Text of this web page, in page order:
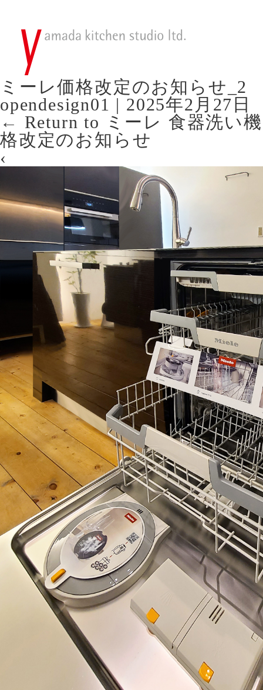
ミーレ価格改定のお知らせ_2
opendesign01 | 2025年2月27日
← Return to ミーレ 食器洗い
格改定のお知らせ
‹